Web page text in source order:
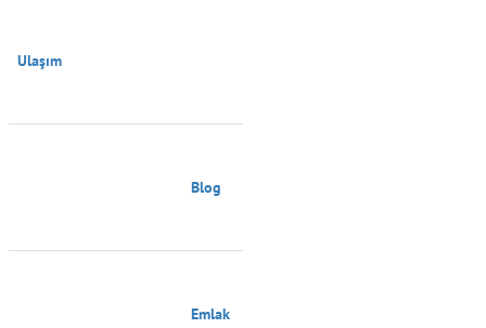
Ulaşım